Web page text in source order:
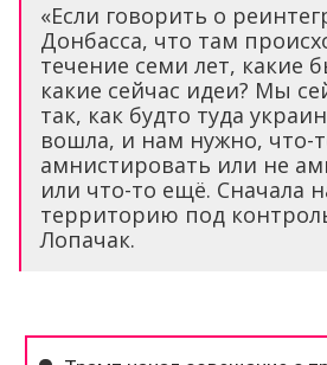
«Если говорить о
Донбасса, что там
течение семи лет, какие
какие сейчас идеи? Мы
так, как будто туда
вошла, и нам нужно, что-
амнистировать или не
или что-то ещё. Сначала
территорию под
Лопачак.